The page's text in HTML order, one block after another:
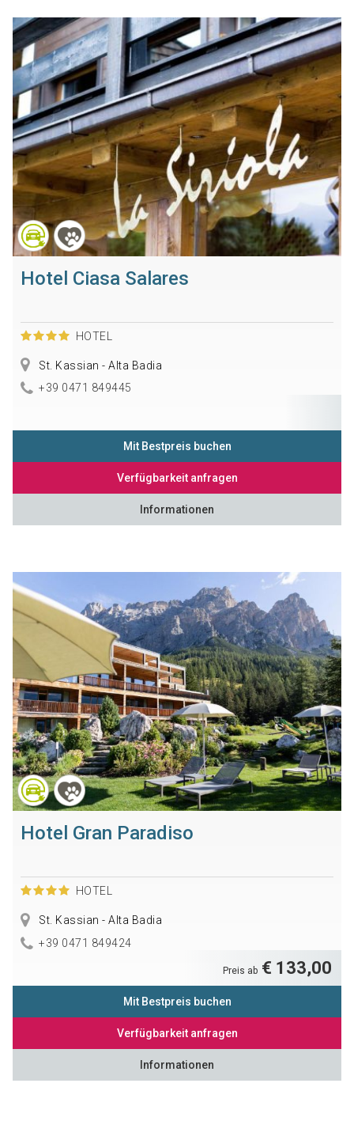
Hotel Ciasa Salares
HOTEL
St. Kassian - Alta Badia
+39 0471 849445
Mit Bestpreis buchen
Verfügbarkeit anfragen
Informationen
Hotel Gran Paradiso
HOTEL
St. Kassian - Alta Badia
+39 0471 849424
Preis ab € 133,00
Mit Bestpreis buchen
Verfügbarkeit anfragen
Informationen